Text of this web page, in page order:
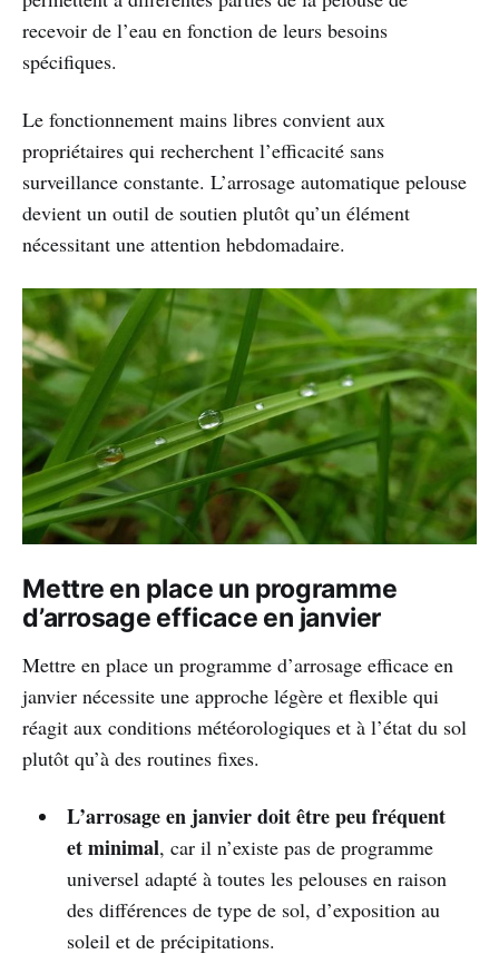
recevoir de l’eau en fonction de leurs besoins
spécifiques.
Le fonctionnement mains libres convient aux
propriétaires qui recherchent l’efficacité sans
surveillance constante. L’arrosage automatique pelouse
devient un outil de soutien plutôt qu’un élément
nécessitant une attention hebdomadaire.
Mettre en place un programme
d’arrosage efficace en janvier
Mettre en place un programme d’arrosage efficace en
janvier nécessite une approche légère et flexible qui
réagit aux conditions météorologiques et à l’état du sol
plutôt qu’à des routines fixes.
L’arrosage en janvier doit être peu fréquent
et minimal, car il n’existe pas de programme
universel adapté à toutes les pelouses en raison
des différences de type de sol, d’exposition au
soleil et de précipitations.